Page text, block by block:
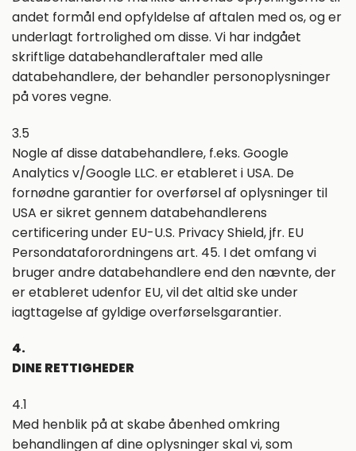
andet formål end opfyldelse af aftalen med os, og er
underlagt fortrolighed om disse. Vi har indgået
skriftlige databehandleraftaler med alle
databehandlere, der behandler personoplysninger
på vores vegne.
3.5
Nogle af disse databehandlere, f.eks. Google
Analytics v/Google LLC. er etableret i USA. De
fornødne garantier for overførsel af oplysninger til
USA er sikret gennem databehandlerens
certificering under EU-U.S. Privacy Shield, jfr. EU
Persondataforordningens art. 45. I det omfang vi
bruger andre databehandlere end den nævnte, der
er etableret udenfor EU, vil det altid ske under
iagttagelse af gyldige overførselsgarantier.
4.
DINE RETTIGHEDER
4.1
Med henblik på at skabe åbenhed omkring
behandlingen af dine oplysninger skal vi, som